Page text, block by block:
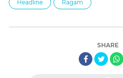
Headline Ragam
SHARE